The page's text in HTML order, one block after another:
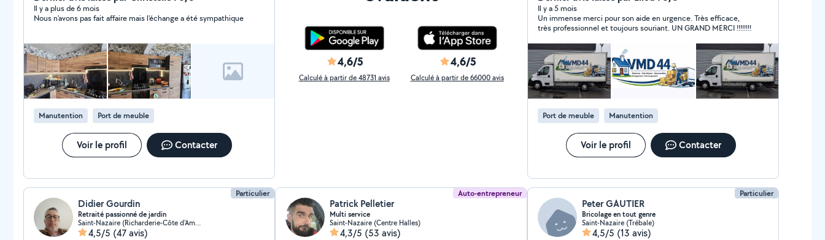
mais j'ai le matériel nécessaire pour la manutention.
Il y a plus de 6 mois
Nous n'avons pas fait affaire mais l'échange a été sympathique
Manutention Port de meuble
Voir le profil Contacter
4,6/5
Calculé à partir de 48731 avis
4,6/5
Calculé à partir de 66000 avis
efficace et soigné. Devis gratuit et sans engagement.
Intervention rapide N'hésitez pas à me contacter
Il y a 5 mois
Un immense merci pour son aide en urgence. Très efficace,
très professionnel et toujours souriant. UN GRAND MERCI !!!!!!!!
Port de meuble Manutention
Voir le profil Contacter
Particulier
Didier Gourdin
Retraité passionné de jardin
Saint-Nazaire (Richarderie-Côte d'Amour)
4,5/5 (47 avis)
Auto-entrepreneur
Patrick Pelletier
Multi service
Saint-Nazaire (Centre Halles)
4,3/5 (53 avis)
Particulier
Peter GAUTIER
Bricolage en tout genre
Saint-Nazaire (Trébale)
4,5/5 (13 avis)